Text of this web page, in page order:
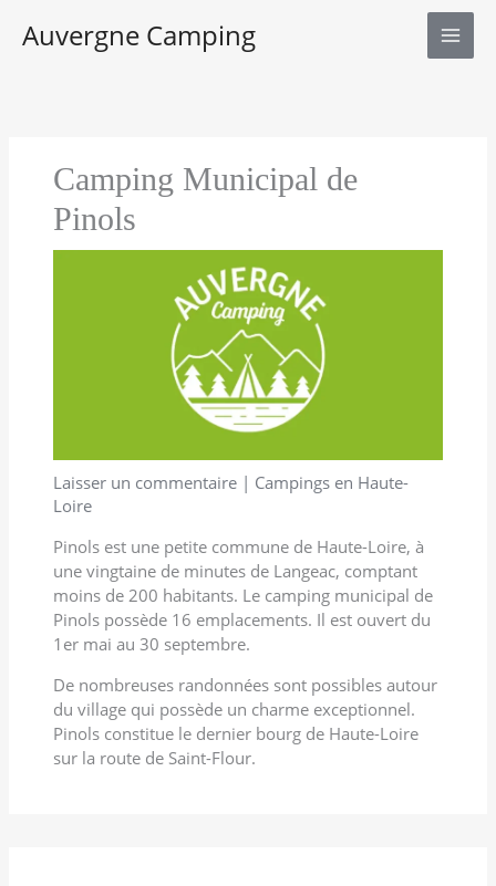
Auvergne Camping
Camping Municipal de
Pinols
Laisser un commentaire | Campings en Haute-
Loire
Pinols est une petite commune de Haute-Loire, à
une vingtaine de minutes de Langeac, comptant
moins de 200 habitants. Le camping municipal de
Pinols possède 16 emplacements. Il est ouvert du
1er mai au 30 septembre.
De nombreuses randonnées sont possibles autour
du village qui possède un charme exceptionnel.
Pinols constitue le dernier bourg de Haute-Loire
sur la route de Saint-Flour.